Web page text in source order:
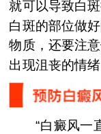
就可以导致白
白斑的部位做
物质，还要注
出现沮丧的情
“白癜风一直